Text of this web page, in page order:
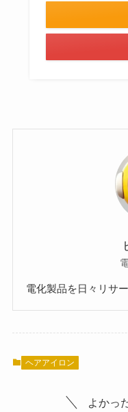
電化製品を日々リサ
ヘアアイロン
よかっ